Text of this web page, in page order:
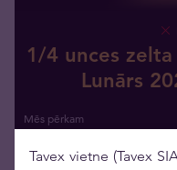
1/4 unces
Lunārs
Mēs pērkam
Tavex vietne (Tavex